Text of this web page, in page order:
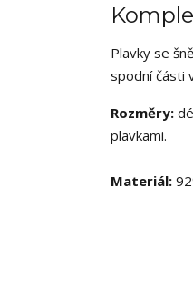
Plavky se
spodní části
Rozměry:
plavkami.
Materiál: